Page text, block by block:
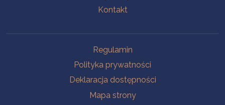
Kontakt
Regulamin
Polityka prywatności
Deklaracja dostępności
Mapa strony